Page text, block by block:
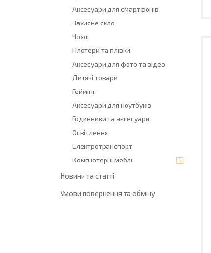
Аксесуари для смартфонів
Захисне скло
Чохлі
Плотери та плівки
Аксесуари для фото та відео
Дитячі товари
Геймінг
Аксесуари для ноутбуків
Годинники та аксесуари
Освітлення
Електротранспорт
Комп'ютерні меблі
Новини та статті
Умови повернення та обміну